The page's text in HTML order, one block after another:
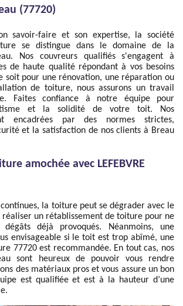
(77720)
savoir-faire et son expertise, la société
se distingue dans le domaine de la
Nos couvreurs qualifiés s'engagent à
de haute qualité répondant à vos besoins
soit pour une rénovation, une réparation ou
de toiture, nous assurons un travail
Faites confiance à notre équipe pour
et la solidité de votre toit. Nos
encadrées par des normes strictes,
et la satisfaction de nos clients à Breau
amochée avec LEFEBVRE
continues, la toiture peut se dégrader avec le
un rétablissement de toiture pour ne
déjà provoqués. Néanmoins, une
envisageable si le toit est trop abîmé, une
77720 est recommandée. En tout cas, nos
sont heureux de pouvoir vous rendre
des matériaux pros et vous assure un bon
est qualifiée et est à la hauteur d’une